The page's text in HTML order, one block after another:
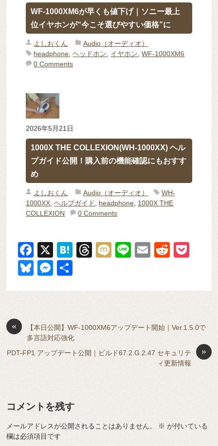
WF-1000XM6が早くも値下げ｜ソニー最上
位イヤホンが“今こそ選びやすい価格”に
よしおくん
Audio（オーディオ）
headphone ,ヘッドホン イヤホン ,WF-1000XM6
0 Comments
2026年5月21日
1000X THE COLLEXION(WH-1000XX) ヘル
プガイド公開！購入前の機能確認にもおすす
め
よしおくん Audio（オーディオ）
WH-
1000XX ,ヘルプガイド headphone 1000X THE
COLLEXION
0 Comments
F
a
c
e
o
o
k
X
H
n
T
a
s
M
Li
E
R
di et
Bl
y
M
n
g
er
«
【本日公開】WF-1000XM6アップデート開始｜Ver.1.5.0で
多言語対応強化
»
PDT-FP1 アップデート公開｜ビルド67.2.G.2.47 セキュリテ
ィ更新情報
コメントを残す
メールアドレスが公開されることはありません。 ※ が付いている
欄は必須項目です